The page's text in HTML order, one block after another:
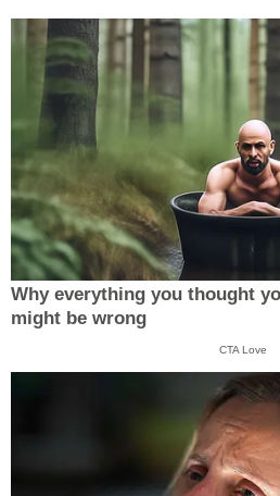
Why everything you thought
might be wrong
CTA Love